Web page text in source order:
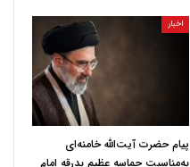
اخبار
پیام حضرت آیت‌الله خامنه‌ای
به‌مناسبت حماسه عظیم بدرقه امام